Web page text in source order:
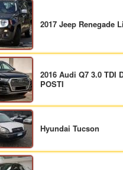
2017 Jeep Renegade
2016 Audi Q7 3.0 TDI
POSTI
Hyundai Tucson